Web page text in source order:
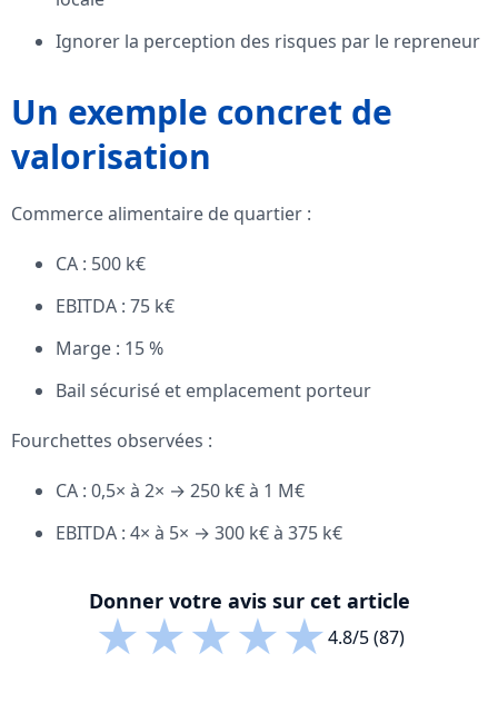
Ignorer la perception des risques par le repreneur
Un exemple concret de
valorisation
Commerce alimentaire de quartier :
CA : 500 k€
EBITDA : 75 k€
Marge : 15 %
Bail sécurisé et emplacement porteur
Fourchettes observées :
CA : 0,5× à 2× → 250 k€ à 1 M€
EBITDA : 4× à 5× → 300 k€ à 375 k€
Donner votre avis sur cet article
★★★★★4.8/5 (87)